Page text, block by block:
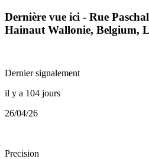
Dernière vue ici - Rue
Hainaut Wallonie, Belgium,
Dernier signalement
il y a 104 jours
26/04/26
Precision